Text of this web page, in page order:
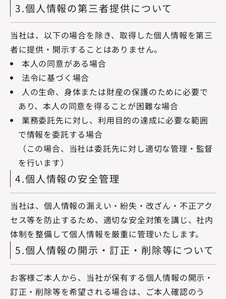
3.個人情報の第三者提供について
当社は、以下の場合を除き、取得した個人情報を第三
者に提供・開示することはありません。
本人の同意がある場合
法令に基づく場合
人の生命、身体または財産の保護のために必要で
あり、本人の同意を得ることが困難な場合
業務委託先に対し、利用目的の達成に必要な範囲
で情報を委託する場合
（この場合、当社は委託先に対し適切な管理・監督
を行います）
4.個人情報の安全管理
当社は、個人情報の漏えい・紛失・改ざん・不正アク
セス等を防止するため、適切な安全対策を講じ、社内
体制を整備して個人情報を厳重に管理いたします。
5.個人情報の開示・訂正・削除等について
お客様ご本人から、当社が保有する個人情報の開示・
訂正・削除等を希望される場合は、ご本人確認のう